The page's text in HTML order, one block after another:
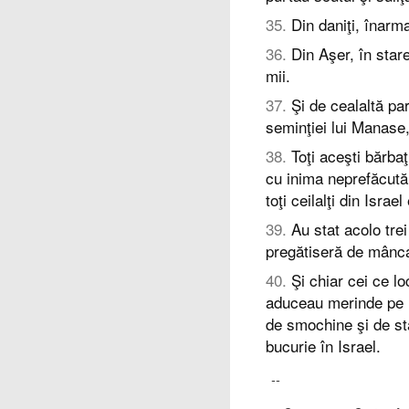
35. Din daniţi,
36. Din Aşer, în
mii.
37. Şi de cealaltă
seminţiei lui
38. Toţi aceşti
cu inima
toţi ceilalţi din Israel
39. Au stat acolo
pregătiseră de
40. Şi chiar cei ce
aduceau merinde
de smochine şi de
bucurie în Israel.
--